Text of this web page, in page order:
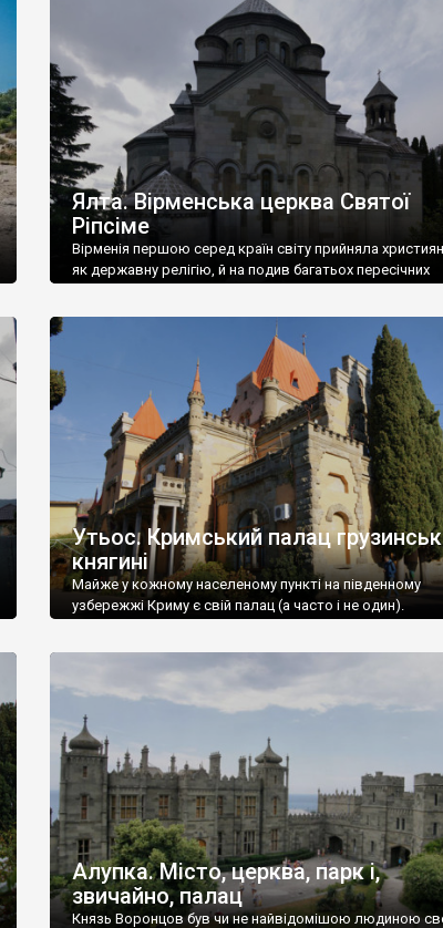
називаються «повстяками» (postaki)…” “Вино. Крим
виробляє відмінне вино і його вдосталь: воно все
легке біле і дуже […]
Ялта. Вірменська церква Святої
Ріпсіме
Вірменія першою серед країн світу прийняла
як державну релігію, й на подив багатьох пересічних
Утьос. Кримський палац
княгині
Майже у кожному населеному пункті на південному
узбережжі Криму є свій палац (а часто і не один).
Алупка. Місто, церква, парк і,
звичайно, палац
Князь Воронцов був чи не найвідомішою людиною